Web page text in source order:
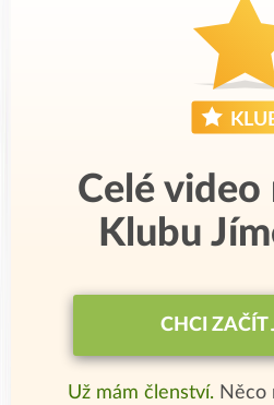
Celé video
Klubu
CHCI ZAČÍT
Už mám členství. Něco